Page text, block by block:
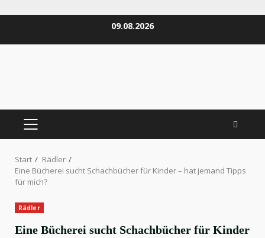
09.08.2026
PRIMÄRES
Start
Rädler
Eine Bücherei sucht Schachbücher für Kinder – hat jemand Tipps
für mich?
Rädler
Eine Bücherei sucht Schachbücher für Kinder